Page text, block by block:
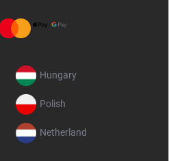
Hungary
Polish
Netherland